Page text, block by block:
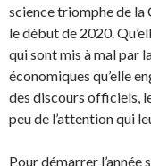
science triomphe de la
le début de 2020.
qui sont mis à mal par
économiques qu’elle
des discours officiels,
peu de l’attention qui
Pour démarrer l’année